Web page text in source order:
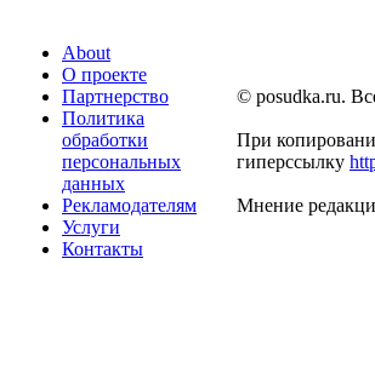
About
О проекте
Партнерство
Политика
обработки
персональных
данных
Рекламодателям
Услуги
Контакты
© posudka.ru.
При
гиперссылку
Мнение